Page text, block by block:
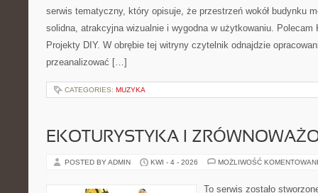
serwis tematyczny, który opisuje, że przestrzeń wokół budynku
solidna, atrakcyjna wizualnie i wygodna w użytkowaniu. Polecam
Projekty DIY. W obrębie tej witryny czytelnik odnajdzie
przeanalizować […]
CATEGORIES: MUZYKA
EKOTURYSTYKA I
POSTED BY ADMIN KWI - 4 - 2026 MOŻLIWOŚĆ
To serwis zostało